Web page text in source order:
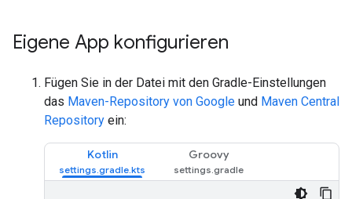
Eigene App konfigurieren
Fügen Sie in der Datei mit den Gradle-Einstellungen
das Maven-Repository von Google und Maven Central
Repository ein:
Kotlin Groovy